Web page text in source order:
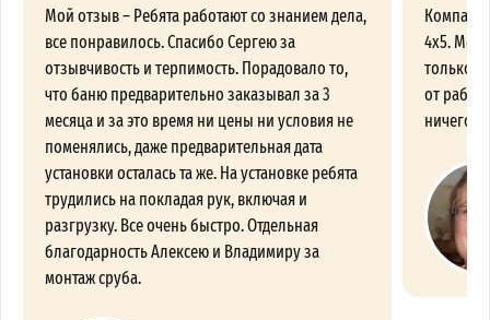
Мой отзыв – Ребята работают со знанием дела,
все понравилось. Спасибо Сергею за
отзывчивость и терпимость. Порадовало то,
что баню предварительно заказывал за 3
месяца и за это время ни цены ни условия не
поменялись, даже предварительная дата
установки осталась та же. На установке ребята
трудились на покладая рук, включая и
разгрузку. Все очень быстро. Отдельная
благодарность Алексею и Владимиру за
монтаж сруба.
4х5.
только
от
ничего